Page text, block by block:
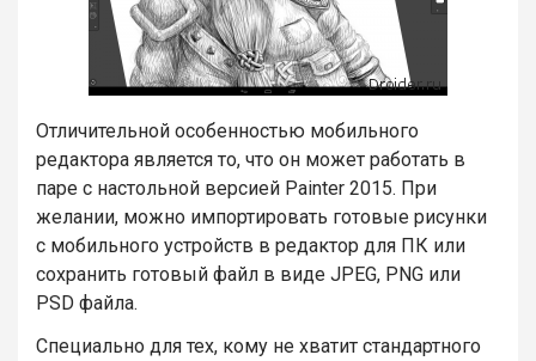
Отличительной особенностью мобильного
редактора является то, что он может работать в
паре с настольной версией Painter 2015. При
желании, можно импортировать готовые рисунки
с мобильного устройств в редактор для ПК или
сохранить готовый файл в виде JPEG, PNG или
PSD файла.
Специально для тех, кому не хватит стандартного